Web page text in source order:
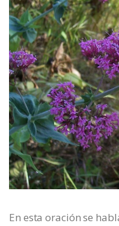
En esta oración se